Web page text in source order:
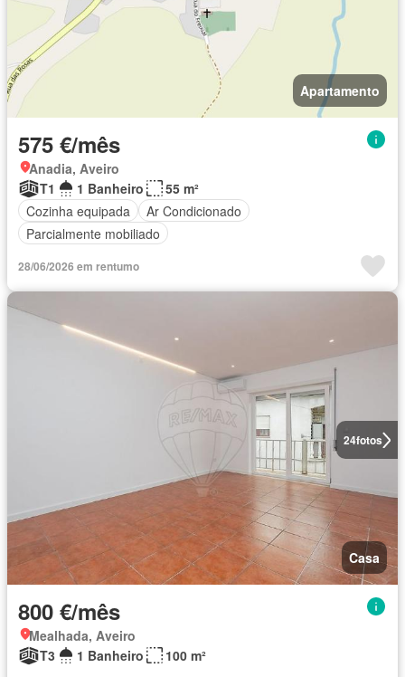
Apartamento
575 €/mês
Anadia, Aveiro
T1
1 Banheiro
55 m²
Cozinha equipada
Ar Condicionado
Parcialmente mobiliado
28/06/2026 em rentumo
24fotos
Casa
800 €/mês
Mealhada, Aveiro
T3
1 Banheiro 100 m²